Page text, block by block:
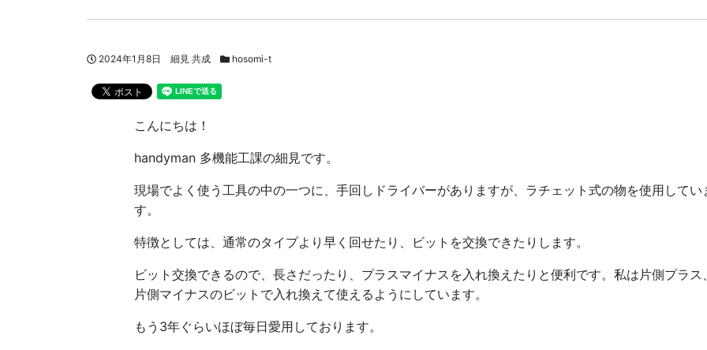
投稿日
2024年1月8日 著者
細見 共成 スタッフブログカテゴリー
hosomi-t
こんにちは！
handyman 多機能工課の細見です。
現場でよく使う工具の中の一つに、手回しドライバーがありますが、ラチェット式の物を使用してい
す。
特徴としては、通常のタイプより早く回せたり、ビットを交換できたりします。
ビット交換できるので、長さだったり、プラスマイナスを入れ換えたりと便利です。私は片側プラス
片側マイナスのビットで入れ換えて使えるようにしています。
もう3年ぐらいほぼ毎日愛用しております。